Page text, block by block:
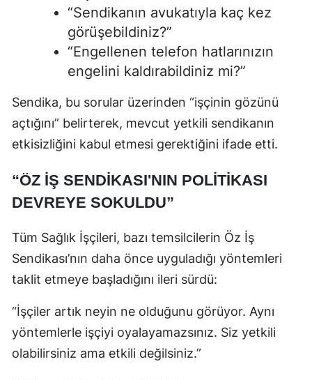
“Sendikanın avukatıyla kaç kez
görüşebildiniz?”
“Engellenen telefon hatlarınızın
engelini kaldırabildiniz mi?”
Sendika, bu sorular üzerinden “işçinin gözünü
açtığını” belirterek, mevcut yetkili sendikanın
etkisizliğini kabul etmesi gerektiğini ifade etti.
“ÖZ İŞ SENDİKASI'NIN POLİTİKASI
DEVREYE SOKULDU”
Tüm Sağlık İşçileri, bazı temsilcilerin Öz İş
Sendikası’nın daha önce uyguladığı yöntemleri
taklit etmeye başladığını ileri sürdü:
“İşçiler artık neyin ne olduğunu görüyor. Aynı
yöntemlerle işçiyi oyalayamazsınız. Siz yetkili
olabilirsiniz ama etkili değilsiniz.”